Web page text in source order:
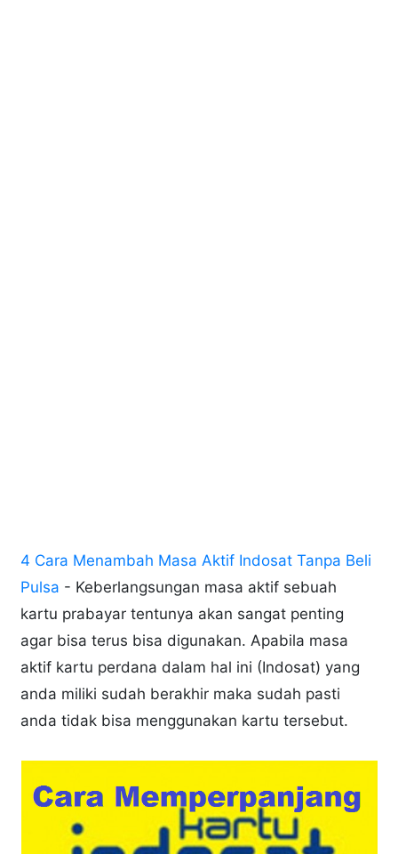
4 Cara Menambah Masa Aktif Indosat Tanpa Beli
Pulsa - Keberlangsungan masa aktif sebuah
kartu prabayar tentunya akan sangat penting
agar bisa terus bisa digunakan. Apabila masa
aktif kartu perdana dalam hal ini (Indosat) yang
anda miliki sudah berakhir maka sudah pasti
anda tidak bisa menggunakan kartu tersebut.